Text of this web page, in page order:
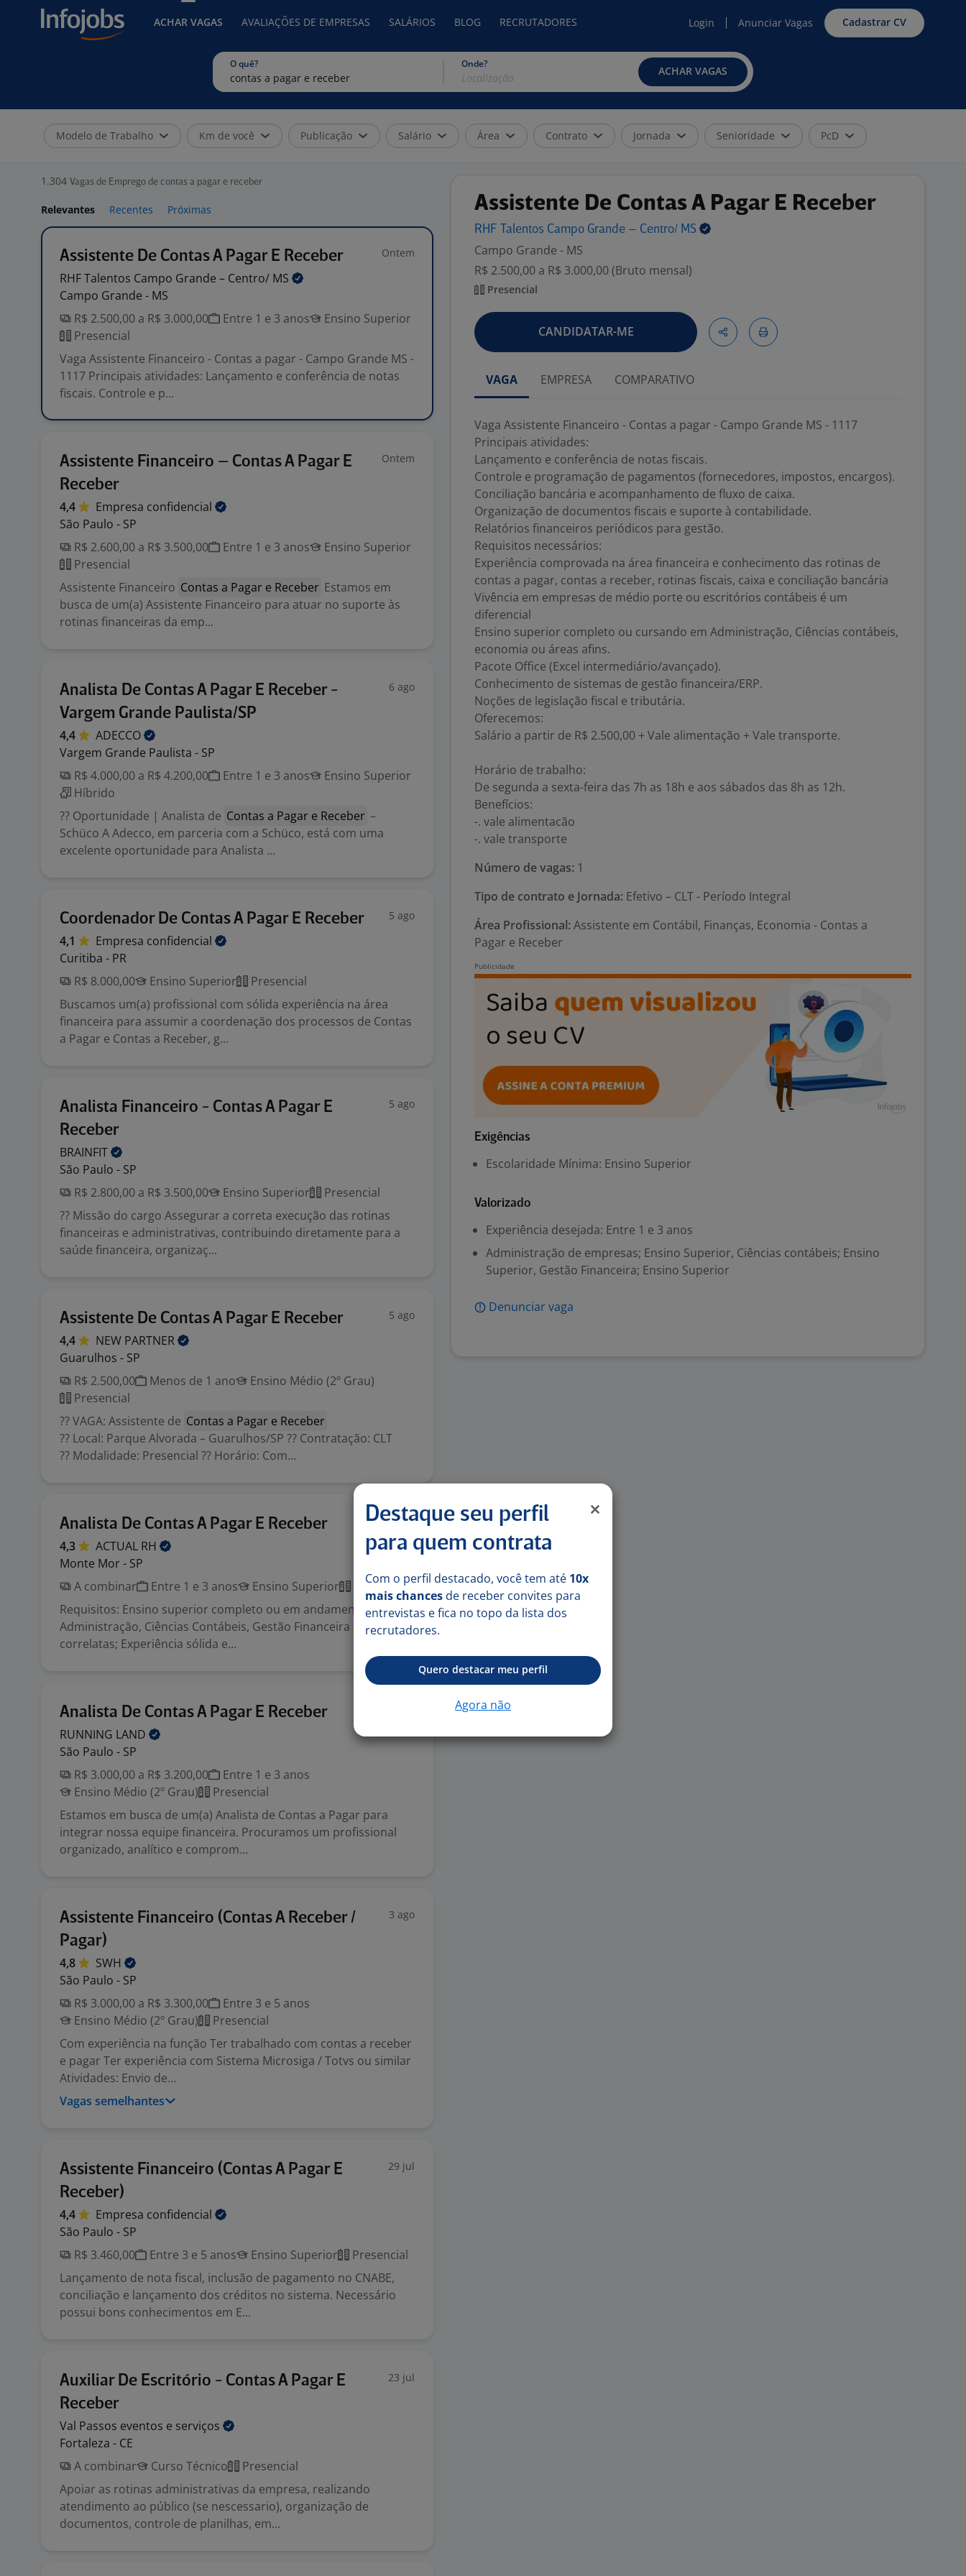
ACHAR VAGAS AVALIAÇÕES DE EMPRESAS SALÁRIOS BLOG RECRUTADORES Login Anunciar Vagas Cadastrar CV
O quê? Onde?
ACHAR VAGAS
Modelo de Trabalho Km de você Publicação Salário Área Contrato Jornada Senioridade PcD
1.304 Vagas de Emprego de contas a pagar e receber
Relevantes Recentes Próximas
Assistente De Contas A Pagar E Receber Ontem
RHF Talentos Campo Grande – Centro/ MS
Campo Grande - MS
R$ 2.500,00 a R$ 3.000,00
Entre 1 e 3 anos
Ensino Superior
Presencial
Vaga Assistente Financeiro - Contas a pagar - Campo Grande MS -
1117 Principais atividades: Lançamento e conferência de notas
fiscais. Controle e p...
Assistente Financeiro – Contas A Pagar E
Receber
Ontem
4,4 Empresa confidencial
São Paulo - SP
R$ 2.600,00 a R$ 3.500,00
Entre 1 e 3 anos
Ensino Superior
Presencial
Assistente Financeiro Contas a Pagar e Receber Estamos em
busca de um(a) Assistente Financeiro para atuar no suporte às
rotinas financeiras da emp...
Analista De Contas A Pagar E Receber -
Vargem Grande Paulista/SP
6 ago
4,4
ADECCO
Vargem Grande Paulista - SP
R$ 4.000,00 a R$ 4.200,00
Entre 1 e 3 anos
Ensino Superior
Híbrido
?? Oportunidade | Analista de Contas a Pagar e Receber –
Schüco A Adecco, em parceria com a Schüco, está com uma
excelente oportunidade para Analista ...
Coordenador De Contas A Pagar E Receber 5 ago
4,1 Empresa confidencial
Curitiba - PR
R$ 8.000,00
Ensino Superior
Presencial
Buscamos um(a) profissional com sólida experiência na área
financeira para assumir a coordenação dos processos de Contas
a Pagar e Contas a Receber, g...
Analista Financeiro - Contas A Pagar E
Receber
5 ago
BRAINFIT
São Paulo - SP
R$ 2.800,00 a R$ 3.500,00
Ensino Superior
Presencial
?? Missão do cargo Assegurar a correta execução das rotinas
financeiras e administrativas, contribuindo diretamente para a
saúde financeira, organizaç...
Assistente De Contas A Pagar E Receber 5 ago
4,4 NEW PARTNER
Guarulhos - SP
R$ 2.500,00
Menos de 1 ano
Ensino Médio (2º Grau)
Presencial
?? VAGA: Assistente de Contas a Pagar e Receber
?? Local: Parque Alvorada – Guarulhos/SP ?? Contratação: CLT
?? Modalidade: Presencial ?? Horário: Com...
Analista De Contas A Pagar E Receber 3 ago
4,3 ACTUAL RH
Monte Mor - SP
A combinar
Entre 1 e 3 anos Ensino Superior
Presencial
Requisitos: Ensino superior completo ou em andamento em
Administração, Ciências Contábeis, Gestão Financeira ou áreas
correlatas; Experiência sólida e...
Analista De Contas A Pagar E Receber
RUNNING LAND
São Paulo - SP
R$ 3.000,00 a R$ 3.200,00
Entre 1 e 3 anos
Ensino Médio (2º Grau)
Presencial
Estamos em busca de um(a) Analista de Contas a Pagar para
integrar nossa equipe financeira. Procuramos um profissional
organizado, analítico e comprom...
Assistente Financeiro (Contas A Receber /
Pagar)
3 ago
4,8
SWH
São Paulo - SP
R$ 3.000,00 a R$ 3.300,00
Entre 3 e 5 anos
Ensino Médio (2º Grau)
Presencial
Com experiência na função Ter trabalhado com contas a receber
e pagar Ter experiência com Sistema Microsiga / Totvs ou similar
Atividades: Envio de...
Vagas semelhantes
Assistente Financeiro (Contas A Pagar E
Receber)
29 jul
4,4 Empresa confidencial
São Paulo - SP
R$ 3.460,00
Entre 3 e 5 anos Ensino Superior
Presencial
Lançamento de nota fiscal, inclusão de pagamento no CNABE,
conciliação e lançamento dos créditos no sistema. Necessário
possui bons conhecimentos em E...
Auxiliar De Escritório - Contas A Pagar E
Receber
23 jul
Val Passos eventos e serviços
Fortaleza - CE
A combinar
Curso Técnico
Presencial
Apoiar as rotinas administrativas da empresa, realizando
atendimento ao público (se nescessario), organização de
documentos, controle de planilhas, em...
Assistente De Contas A Pagar E Receber
RHF Talentos Campo Grande – Centro/ MS
Campo Grande - MS
R$ 2.500,00 a R$ 3.000,00 (Bruto mensal)
Presencial
CANDIDATAR-ME
VAGA EMPRESA COMPARATIVO
Vaga Assistente Financeiro - Contas a pagar - Campo Grande MS - 1117
Principais atividades:
Lançamento e conferência de notas fiscais.
Controle e programação de pagamentos (fornecedores, impostos, encargos).
Conciliação bancária e acompanhamento de fluxo de caixa.
Organização de documentos fiscais e suporte à contabilidade.
Relatórios financeiros periódicos para gestão.
Requisitos necessários:
Experiência comprovada na área financeira e conhecimento das rotinas de
contas a pagar, contas a receber, rotinas fiscais, caixa e conciliação bancária
Vivência em empresas de médio porte ou escritórios contábeis é um
diferencial
Ensino superior completo ou cursando em Administração, Ciências contábeis,
economia ou áreas afins.
Pacote Office (Excel intermediário/avançado).
Conhecimento de sistemas de gestão financeira/ERP.
Noções de legislação fiscal e tributária.
Oferecemos:
Salário a partir de R$ 2.500,00 + Vale alimentação + Vale transporte.
Horário de trabalho:
De segunda a sexta-feira das 7h as 18h e aos sábados das 8h as 12h.
Benefícios:
-. vale alimentacão
-. vale transporte
Número de vagas: 1
Tipo de contrato e Jornada: Efetivo – CLT - Período Integral
Área Profissional: Assistente em Contábil, Finanças, Economia - Contas a
Pagar e Receber
Exigências
Escolaridade Mínima: Ensino Superior
Valorizado
Experiência desejada: Entre 1 e 3 anos
Administração de empresas; Ensino Superior, Ciências contábeis; Ensino
Superior, Gestão Financeira; Ensino Superior
Denunciar vaga
Destaque seu perfil
para quem contrata
Com o perfil destacado, você tem até 10x
mais chances de receber convites para
entrevistas e fica no topo da lista dos
recrutadores.
Quero destacar meu perfil
Agora não